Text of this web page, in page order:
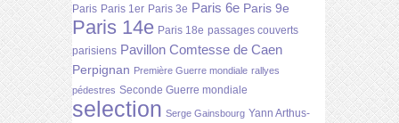
Paris Paris 1er Paris 3e Paris 6e Paris 9e
Paris 14e Paris 18e passages couverts
parisiens Pavillon Comtesse de Caen
Perpignan Première Guerre mondiale rallyes
pédestres Seconde Guerre mondiale
selection Serge Gainsbourg Yann Arthus-